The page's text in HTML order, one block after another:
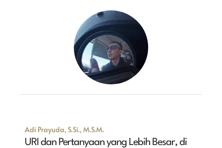
Adi Prayuda, S.Si., M.S.M.
URI dan Pertanyaan yang Lebih Besar, di